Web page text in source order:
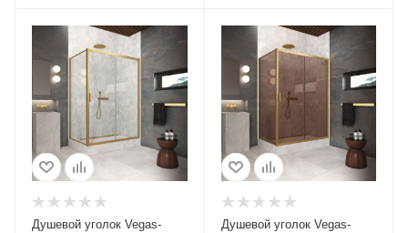
Душевой уголок Vegas-
Душевой уголок Vegas-